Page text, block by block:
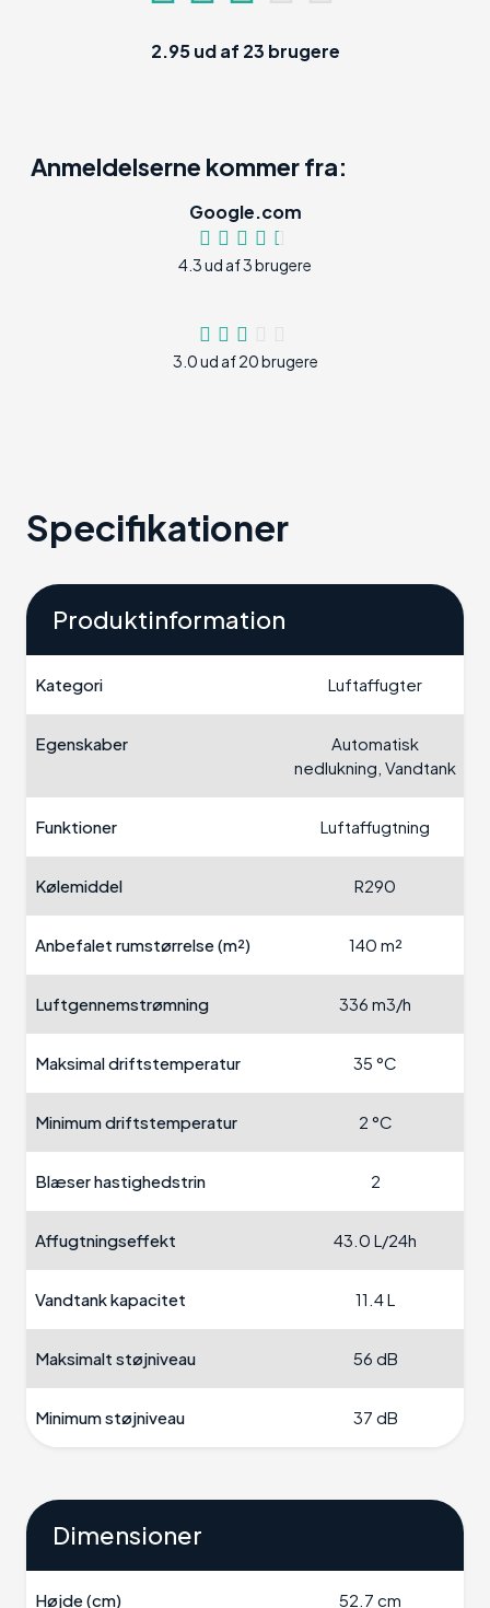
2.95ud af 23 brugere
Anmeldelserne kommer fra:
Google.com
4.3 ud af 3 brugere
3.0 ud af 20 brugere
Specifikationer
Produktinformation
Kategori Luftaffugter
Egenskaber
Automatisk
nedlukning, Vandtank
Funktioner Luftaffugtning
Kølemiddel R290
Anbefalet rumstørrelse (m²) 140 m²
Luftgennemstrømning 336 m3/h
Maksimal driftstemperatur 35 °C
Minimum driftstemperatur 2 °C
Blæser hastighedstrin 2
Affugtningseffekt 43.0 L/24h
Vandtank kapacitet 11.4 L
Maksimalt støjniveau 56 dB
Minimum støjniveau 37 dB
Dimensioner
Højde (cm) 52.7 cm